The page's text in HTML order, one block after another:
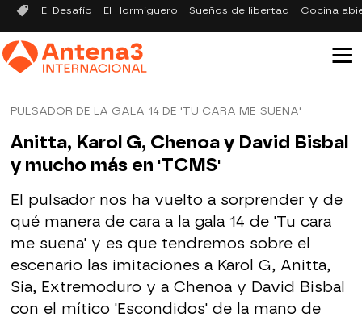
El Desafío El Hormiguero Sueños de libertad Cocina
PULSADOR DE LA GALA 14 DE 'TU CARA ME SUENA'
Anitta, Karol G, Chenoa y David Bisbal
y mucho más en 'TCMS'
El pulsador nos ha vuelto a sorprender y de
qué manera de cara a la gala 14 de 'Tu cara
me suena' y es que tendremos sobre el
escenario las imitaciones a Karol G, Anitta,
Sia, Extremoduro y a Chenoa y David Bisbal
con el mítico 'Escondidos' de la mano de